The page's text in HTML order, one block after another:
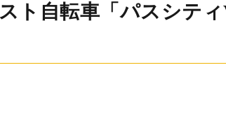
ト自転車「パスシテ